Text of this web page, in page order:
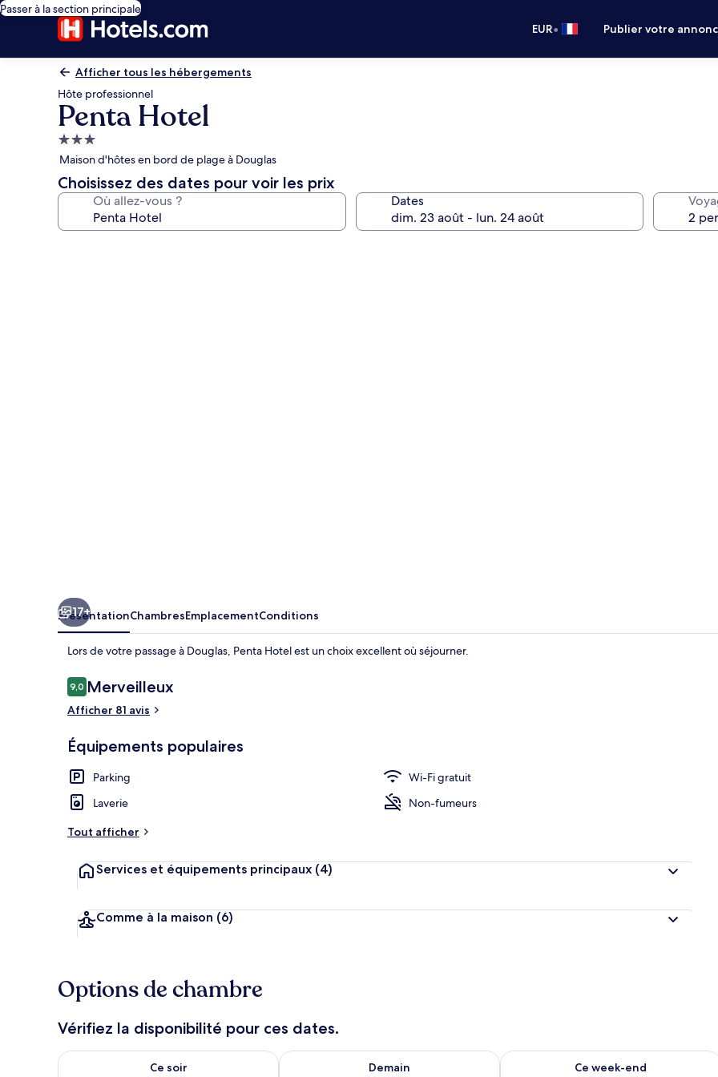
Passer à la section principale
EUR• Publier votre
Afficher tous les hébergements
Hôte professionnel
Penta Hotel
Hébergement
3.0 étoiles
Maison d'hôtes en bord de plage à Douglas
Choisissez des dates pour voir les prix
Où allez-vous ? Dates
17+
PrésentationChambresEmplacementConditions
Lors de votre passage à Douglas, Penta Hotel est un choix excellent où séjourner.
Avis
voyageurs
9,09,0 sur 10
Merveilleux
Afficher 81 avis
Équipements populaires
Parking
Wi-Fi gratuit
Laverie
Non-fumeurs
Tout afficher
Services et équipements principaux (4)
Comme à la maison (6)
Options de chambre
Vérifiez la disponibilité pour ces dates.
Ce soir
Vérifier la disponibilité pour ce soir août 9 - août 10
Demain
Vérifier la disponibilité pour demain août 10 - août 11
Ce week-end
Vérifier la disponibilité pour ce week-